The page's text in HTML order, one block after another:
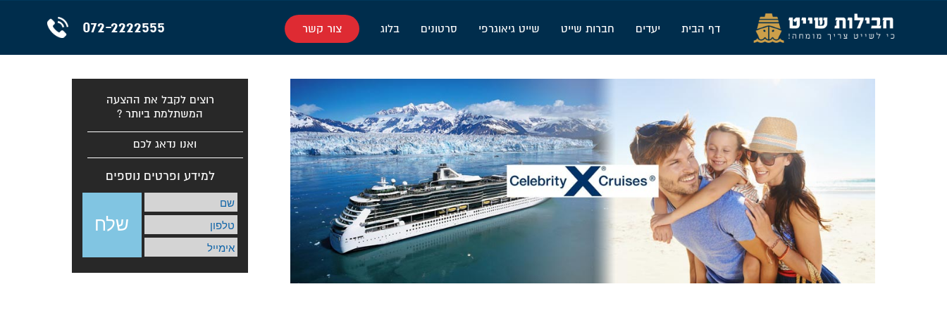
072-2222555 דף הבית יעדים חברות שייט שייט גיאוגרפי סרטונים בלוג צור קשר
רוצים לקבל את ההצעה
המשתלמת ביותר ?
ואנו נדאג לכם
למידע ופרטים נוספים